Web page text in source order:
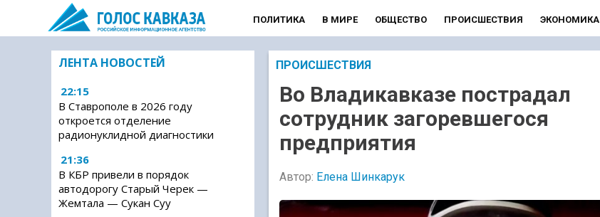
ПОЛИТИКА В МИРЕ ОБЩЕСТВО ПРОИСШЕСТВИЯ ЭКОНОМИКА
ЛЕНТА НОВОСТЕЙ
22:15
В Ставрополе в 2026 году
откроется отделение
радионуклидной диагностики
21:36
В КБР привели в порядок
автодорогу Старый Черек —
Жемтала — Сукан Суу
ПРОИСШЕСТВИЯ
Во Владикавказе пострадал
сотрудник загоревшегося
предприятия
Автор: Елена Шинкарук